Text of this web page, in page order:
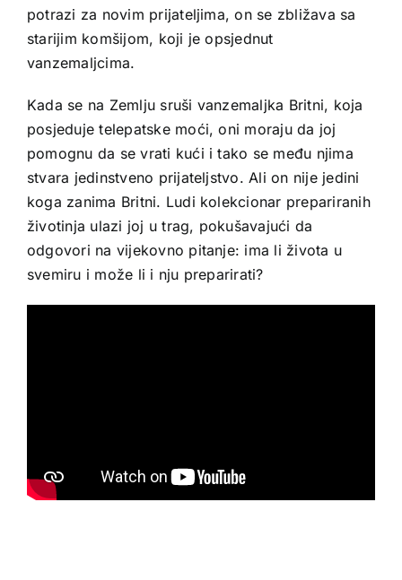
potrazi za novim prijateljima, on se zbližava sa
starijim komšijom, koji je opsjednut
vanzemaljcima.
Kada se na Zemlju sruši vanzemaljka Britni, koja
posjeduje telepatske moći, oni moraju da joj
pomognu da se vrati kući i tako se među njima
stvara jedinstveno prijateljstvo. Ali on nije jedini
koga zanima Britni. Ludi kolekcionar prepariranih
životinja ulazi joj u trag, pokušavajući da
odgovori na vijekovno pitanje: ima li života u
svemiru i može li i nju preparirati?